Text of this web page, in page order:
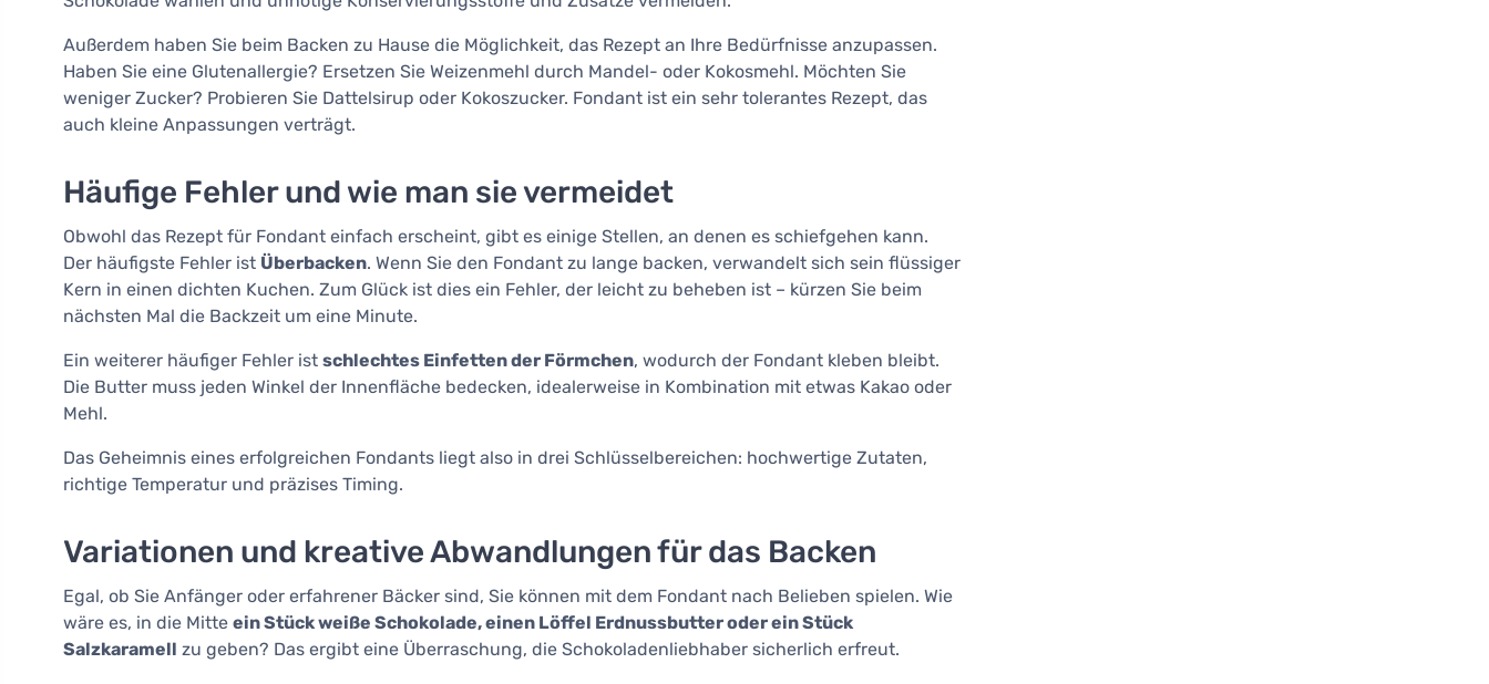
Außerdem haben Sie beim Backen zu Hause die Möglichkeit, das Rezept an Ihre Bedürfnisse anzupassen.
Haben Sie eine Glutenallergie? Ersetzen Sie Weizenmehl durch Mandel- oder Kokosmehl. Möchten Sie
weniger Zucker? Probieren Sie Dattelsirup oder Kokoszucker. Fondant ist ein sehr tolerantes Rezept, das
auch kleine Anpassungen verträgt.
Häufige Fehler und wie man sie vermeidet
Obwohl das Rezept für Fondant einfach erscheint, gibt es einige Stellen, an denen es schiefgehen kann.
Der häufigste Fehler ist Überbacken. Wenn Sie den Fondant zu lange backen, verwandelt sich sein flüssiger
Kern in einen dichten Kuchen. Zum Glück ist dies ein Fehler, der leicht zu beheben ist – kürzen Sie beim
nächsten Mal die Backzeit um eine Minute.
Ein weiterer häufiger Fehler ist schlechtes Einfetten der Förmchen, wodurch der Fondant kleben bleibt.
Die Butter muss jeden Winkel der Innenfläche bedecken, idealerweise in Kombination mit etwas Kakao oder
Mehl.
Das Geheimnis eines erfolgreichen Fondants liegt also in drei Schlüsselbereichen: hochwertige Zutaten,
richtige Temperatur und präzises Timing.
Variationen und kreative Abwandlungen für das Backen
Egal, ob Sie Anfänger oder erfahrener Bäcker sind, Sie können mit dem Fondant nach Belieben spielen. Wie
wäre es, in die Mitte ein Stück weiße Schokolade, einen Löffel Erdnussbutter oder ein Stück
Salzkaramell zu geben? Das ergibt eine Überraschung, die Schokoladenliebhaber sicherlich erfreut.